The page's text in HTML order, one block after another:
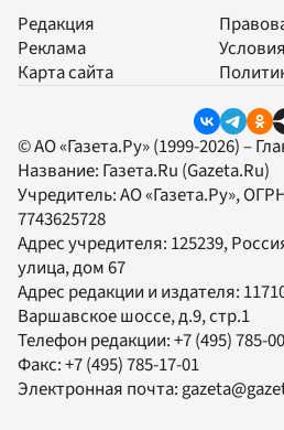
Редакция
Реклама
Карта сайта
© АО «Газета.Ру» (1999-2026) –
Название: Газета.Ru (Gazeta.Ru)
Учредитель:АО «Газета.Ру»,
7743625728
Адрес учредителя: 125239,
улица, дом 67
Адрес редакции и издателя:
Варшавское шоссе, д.9, стр.1
Телефон редакции:+7 (495) 785-
Факс:+7 (495) 785-17-01
Электронная почта: